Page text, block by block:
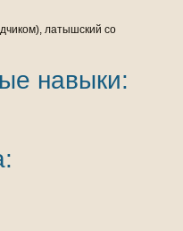
латышский со
нaвыки: